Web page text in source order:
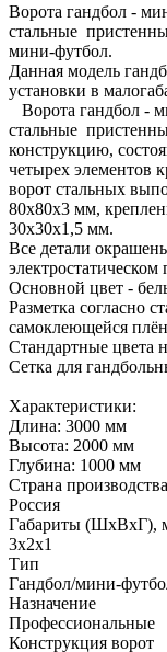
Ворота гандбол -
стальные
мини-футбол.
Данная модель
установки в
Ворота гандбол -
стальные
конструкцию,
четырех элементов
ворот стальных
80х80х3 мм,
30х30х1,5 мм.
Все детали
электростатическом
Основной цвет -
Разметка согласно
самоклеющейся
Стандартные цвета
Сетка для
Характеристики:
Длина: 3000 мм
Высота: 2000 мм
Глубина: 1000 мм
Страна производства
Россия
Габариты (ШхВхГ),
3х2х1
Тип
Гандбол/мини-
Назначение
Профессиональные
Конструкция ворот